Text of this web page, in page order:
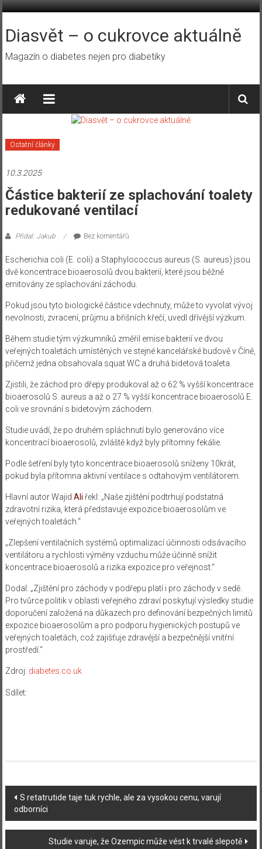
Přeskočit
obsah
Diasvět – o cukrovce aktuálně
Magazín o diabetes nejen pro diabetiky
Ostatní články
10.3.2025
Částice bakterií ze splachování toalety
redukované ventilací
Přidal: Jakub Bez komentářů
Escherichia coli (E. coli) a Staphylococcus aureus (S. aureus) jsou
dvě koncentrace bioaerosolů dvou bakterií, které jsou běžně
emitovány ze splachování záchodu.
Pokud jsou tyto biologické částice vdechnuty, může to vyvolat vývoj
nevolnosti, zvracení, průjmu a břišních křečí, uvedl dřívější výzkum.
Během studie tým výzkumníků změřil emise bakterií ve dvou
veřejných toaletách umístěných ve stejné kancelářské budově v Číně,
přičemž jedna obsahovala squat WC a druhá bidetová toaleta.
Zjistili, že záchod pro dřepy produkoval až o 62 % vyšší koncentrace
bioaerosolů S. aureus a až o 27 % vyšší koncentrace bioaerosolů E.
coli ve srovnání s bidetovým záchodem.
Studie uvádí, že po druhém spláchnutí bylo generováno více
koncentrací bioaerosolů, zvláště když byly přítomny fekálie.
Podle šetření byly tyto koncentrace bioaerosolů sníženy 10krát,
pokud byla přítomna aktivní ventilace s odtahovým ventilátorem.
Hlavní autor Wajid Ali řekl: „Naše zjištění podtrhují podstatná
zdravotní rizika, která představuje expozice bioaerosolům ve
veřejných toaletách.“
„Zlepšení ventilačních systémů optimalizací účinnosti odsávacího
ventilátoru a rychlosti výměny vzduchu může účinně snížit
koncentrace bioaerosolů a rizika expozice pro veřejnost.“
Dodal: „Zjištění pro záchody v podřepu platí i pro záchody v sedě.
Pro tvůrce politik v oblasti veřejného zdraví poskytují výsledky studie
doporučení založená na důkazech pro definování bezpečných limitů
expozice bioaerosolům a pro podporu hygienických postupů ve
veřejných toaletách, což zajišťuje zdravější a bezpečnější vnitřní
prostředí.“
Zdroj: diabetes.co.uk
Sdílet:
Navigace
příspěvku
S retatrutide taje tuk rychle, ale za vysokou cenu, varují
odborníci
Studie varuje, že Ozempic může vést k trvalé slepotě